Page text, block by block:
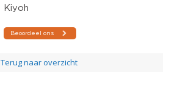
Terug naar overzicht